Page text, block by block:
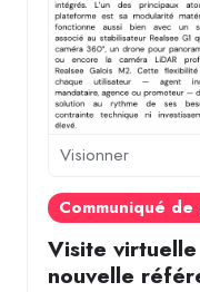
Visionner
Communiqué
Visite virtuelle
nouvelle